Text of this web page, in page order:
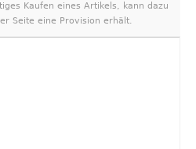
Kaufen eines Artikels, kann dazu
Seite eine Provision erhält.